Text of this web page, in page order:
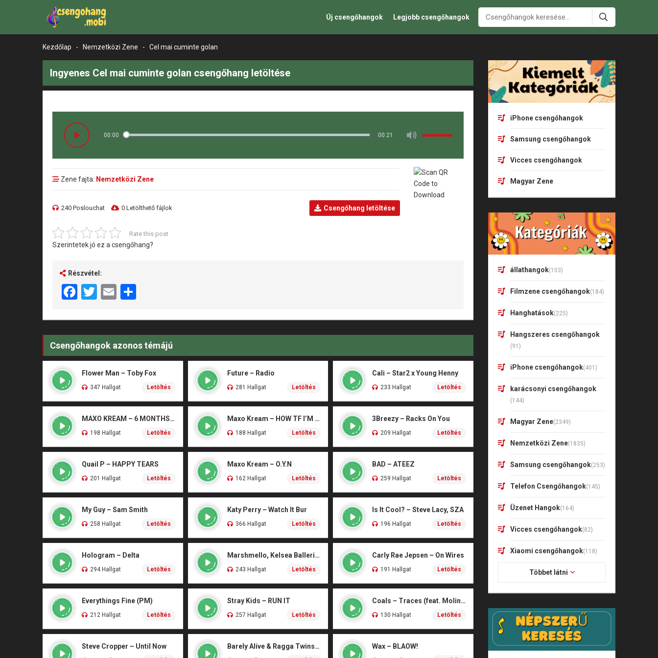
Új csengőhangok Legjobb csengőhangok
Kezdőlap - Nemzetközi Zene - Cel mai cuminte golan
Ingyenes Cel mai cuminte golan csengőhang letöltése
00:00 00:21
Zene fajta: Nemzetközi Zene
240 Poslouchat 0 Letölthető fájlok Csengőhang letöltése
Rate this post
Szerintetek jó ez a csengőhang?
Részvétel:
Facebook
Twitter
Email
Csengőhangok azonos témájú
Flower Man – Toby Fox
347 Hallgat Letöltés
Future – Radio
281 Hallgat Letöltés
Cali – Star2 x Young Henny
233 Hallgat Letöltés
MAXO KREAM – 6 MONTHS CLEAN
198 Hallgat Letöltés
Maxo Kream – HOW TF I’M LUCKY
188 Hallgat Letöltés
3Breezy – Racks On You
209 Hallgat Letöltés
Quail P – HAPPY TEARS
201 Hallgat Letöltés
Maxo Kream – O.Y.N
162 Hallgat Letöltés
BAD – ATEEZ
259 Hallgat Letöltés
My Guy – Sam Smith
258 Hallgat Letöltés
Katy Perry – Watch It Bur
366 Hallgat Letöltés
Is It Cool? – Steve Lacy, SZA
196 Hallgat Letöltés
Hologram – Delta
294 Hallgat Letöltés
Marshmello, Kelsea Ballerini – Another Drink
243 Hallgat Letöltés
Carly Rae Jepsen – On Wires
191 Hallgat Letöltés
Everythings Fine (PM)
212 Hallgat Letöltés
Stray Kids – RUN IT
257 Hallgat Letöltés
Coals – Traces (feat. Molina)
130 Hallgat Letöltés
Steve Cropper – Until Now Barely Alive & Ragga Twins – We Set It Wax – BLAOW!
iPhone csengőhangok
Samsung csengőhangok
Vicces csengőhangok
Magyar Zene
állathangok(103)
Filmzene csengőhangok(184)
Hanghatások(225)
Hangszeres csengőhangok
(91)
iPhone csengőhangok(401)
karácsonyi csengőhangok
(144)
Magyar Zene(2349)
Nemzetközi Zene(1835)
Samsung csengőhangok(253)
Telefon Csengőhangok(145)
Üzenet Hangok(164)
Vicces csengőhangok(82)
Xiaomi csengőhangok(118)
Többet látni